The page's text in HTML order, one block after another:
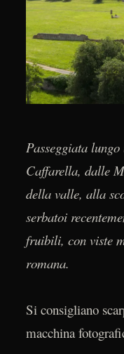
Passeggiata
Caffarella, dalle
della valle, alla
serbatoi
fruibili, con viste
romana.
Si consigliano
macchina